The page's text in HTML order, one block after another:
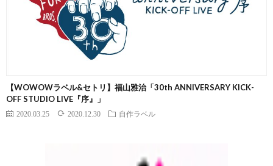
【WOWOWラベル&セトリ】福山雅治「30th ANNIVERSARY KICK-
OFF STUDIO LIVE『序』」
2020.03.25 2020.12.30 自作ラベル